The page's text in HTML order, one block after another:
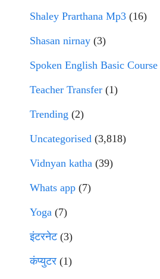
Shaley Prarthana Mp3 (16)
Shasan nirnay (3)
Spoken English Basic Course
Teacher Transfer (1)
Trending (2)
Uncategorised (3,818)
Vidnyan katha (39)
Whats app (7)
Yoga (7)
इंटरनेट(3)
कंप्युटर (1)